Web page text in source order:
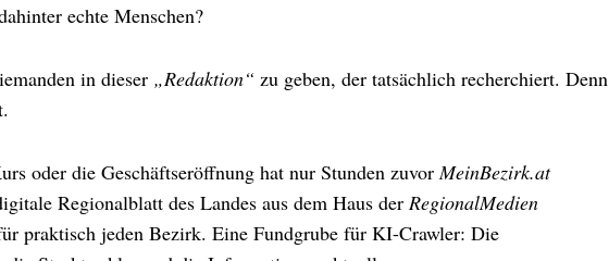
echte Menschen?
in dieser „Redaktion“ zu geben, der tatsächlich recherchiert. Denn
oder die Geschäftseröffnung hat nur Stunden zuvorMeinBezirk.at
Regionalblatt des Landes aus dem Haus der RegionalMedien
praktisch jeden Bezirk. Eine Fundgrube für KI-Crawler: Die